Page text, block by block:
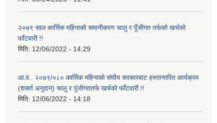
२०७९ साल कार्त्तिक महिनाको समानीकरण चालु र पूँजीगत तर्फको खर्चको
फाँटवारी !!
मिति: 12/06/2022 - 14:29
आ.व.. २०७९/०८० कार्त्तिक महिनाको संघीय सरकारबाट हस्तान्तरित कार्यक्रम
(शसर्त अनुदान) चालु र पूंजीगततर्फ खर्चको फाँटवारी !!
मिति: 12/06/2022 - 14:18